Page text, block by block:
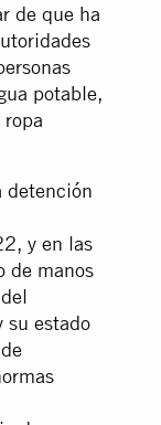
de que ha
potable,
detención
y en las
de manos
su estado